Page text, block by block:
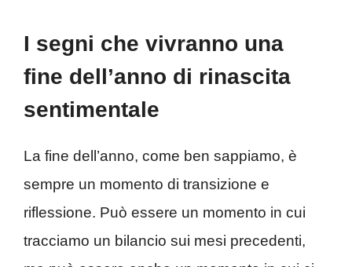
I segni che vivranno una
fine dell’anno di rinascita
sentimentale
La fine dell’anno, come ben sappiamo, è
sempre un momento di transizione e
riflessione. Può essere un momento in cui
tracciamo un bilancio sui mesi precedenti,